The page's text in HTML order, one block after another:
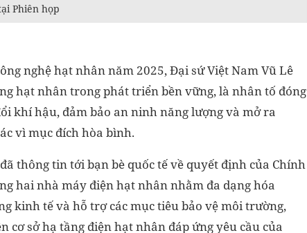
Phiên họp
nghệ hạt nhân năm 2025, Đại sứ Việt Nam Vũ Lê
hạt nhân trong phát triển bền vững, là nhân tố đóng
khí hậu, đảm bảo an ninh năng lượng và mở ra
vì mục đích hòa bình.
thông tin tới bạn bè quốc tế về quyết định của Chính
hai nhà máy điện hạt nhân nhằm đa dạng hóa
kinh tế và hỗ trợ các mục tiêu bảo vệ môi trường,
cơ sở hạ tầng điện hạt nhân đáp ứng yêu cầu của